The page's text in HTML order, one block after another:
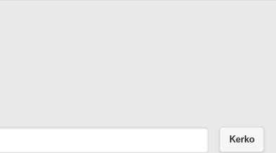
Kerko